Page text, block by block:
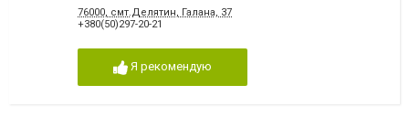
76000, смт.Делятин, Галана, 37
+380(50)297-20-21
Я рекомендую